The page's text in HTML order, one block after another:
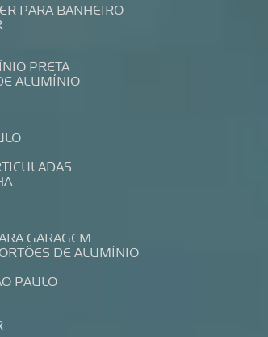
PARA BANHEIRO
PRETA
ALUMÍNIO
GARAGEM
DE ALUMÍNIO
PAULO